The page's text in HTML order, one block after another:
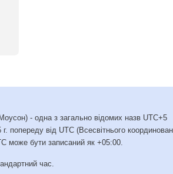
- одна з загально відомих назв UTC+5
попереду від UTC (Всесвітнього
може бути записаний як +05:00.
час.